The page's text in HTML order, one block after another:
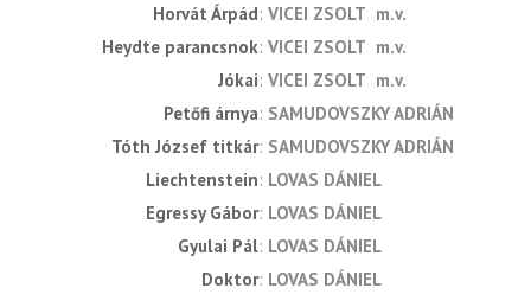
Horvát Árpád VICEI ZSOLT m.v.
Heydte parancsnok VICEI ZSOLT m.v.
Jókai VICEI ZSOLT m.v.
Petőfi árnya SAMUDOVSZKY ADRIÁN
Tóth József titkár SAMUDOVSZKY ADRIÁN
Liechtenstein LOVAS DÁNIEL
Egressy Gábor LOVAS DÁNIEL
Gyulai Pál LOVAS DÁNIEL
Doktor LOVAS DÁNIEL